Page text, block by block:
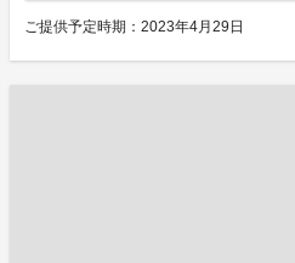
ご提供予定時期：2023年4月29日